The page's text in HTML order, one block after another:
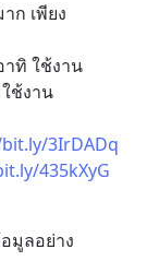
ก เพียง
ทิ ใช้งาน
ช้งาน
3IrDADq
435kXyG
มูลอย่าง